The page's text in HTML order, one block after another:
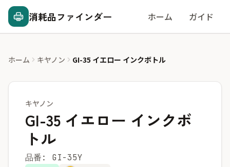
消耗品ファインダー ホーム ガイド
ホーム キヤノン GI-35 イエロー インクボトル
キヤノン
GI-35 イエロー インクボ
トル
品番: GI-35Y